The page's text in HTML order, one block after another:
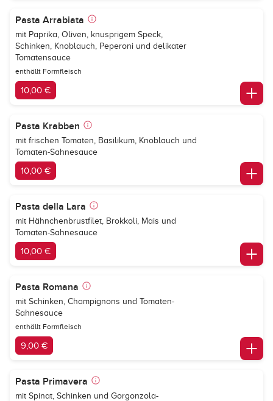
Pasta Arrabiata
mit Paprika, Oliven, knusprigem Speck,
Schinken, Knoblauch, Peperoni und delikater
Tomatensauce
enthällt Formfleisch
10,00 €
Pasta Krabben
mit frischen Tomaten, Basilikum, Knoblauch und
Tomaten-Sahnesauce
10,00 €
Pasta della Lara
mit Hähnchenbrustfilet, Brokkoli, Mais und
Tomaten-Sahnesauce
10,00 €
Pasta Romana
mit Schinken, Champignons und Tomaten-
Sahnesauce
enthällt Formfleisch
9,00 €
Pasta Primavera
mit Spinat, Schinken und Gorgonzola-